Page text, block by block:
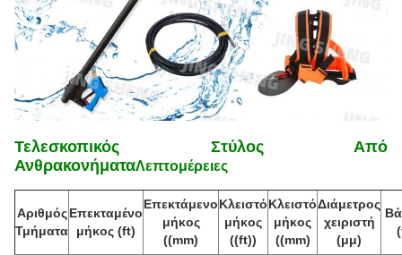
Τελεσκοπικός Στύλος Από
ΑνθρακονήματαΛεπτομέρειες
Αριθμός
Τμήματα
Επεκταμένο
μήκος (ft)
Επεκτάμενο
μήκος
((mm)
Κλειστό
μήκος
((ft))
Κλειστό
μήκος
((mm)
Διάμετρος
χειριστή
(μμ)